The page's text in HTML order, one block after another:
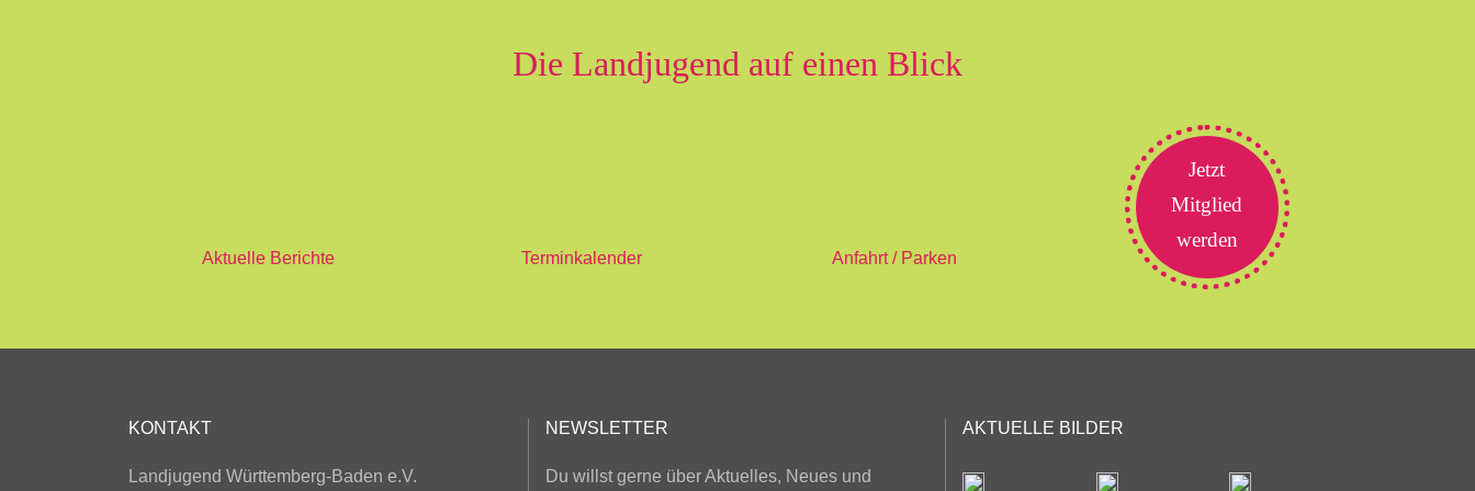
Die Landjugend auf einen Blick
Aktuelle Berichte Terminkalender Anfahrt / Parken
Jetzt
Mitglied
werden
KONTAKT
Landjugend Württemberg-Baden e.V.
NEWSLETTER
Du willst gerne über Aktuelles, Neues und
AKTUELLE BILDER